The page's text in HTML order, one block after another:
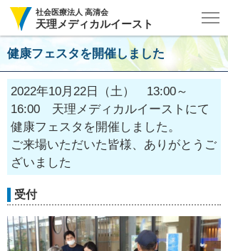
社会医療法人 高清会
天理メディカルイースト
健康フェスタを開催しました
2022年10月22日（土） 13:00～
16:00 天理メディカルイーストにて
健康フェスタを開催しました。
ご来場いただいた皆様、ありがとうご
ざいました
受付